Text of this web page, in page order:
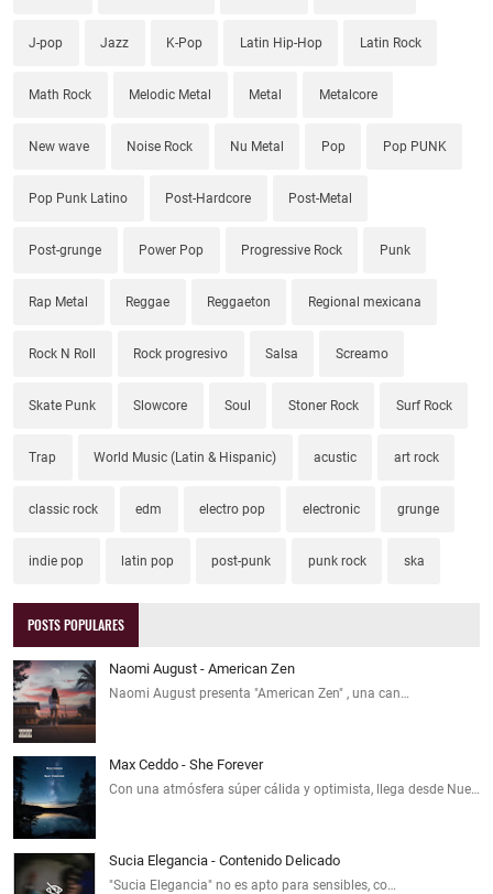
J-pop Jazz K-Pop Latin Hip-Hop Latin Rock
Math Rock Melodic Metal Metal Metalcore
New wave Noise Rock Nu Metal Pop Pop PUNK
Pop Punk Latino Post-Hardcore Post-Metal
Post-grunge Power Pop Progressive Rock Punk
Rap Metal Reggae Reggaeton Regional mexicana
Rock N Roll Rock progresivo Salsa Screamo
Skate Punk Slowcore Soul Stoner Rock Surf Rock
Trap World Music (Latin & Hispanic) acustic art rock
classic rock edm electro pop electronic grunge
indie pop latin pop post-punk punk rock ska
POSTS POPULARES
Naomi August - American Zen
Naomi August presenta "American Zen" , una can…
Max Ceddo - She Forever
Con una atmósfera súper cálida y optimista, llega desde Nue…
Sucia Elegancia - Contenido Delicado
"Sucia Elegancia" no es apto para sensibles, co…